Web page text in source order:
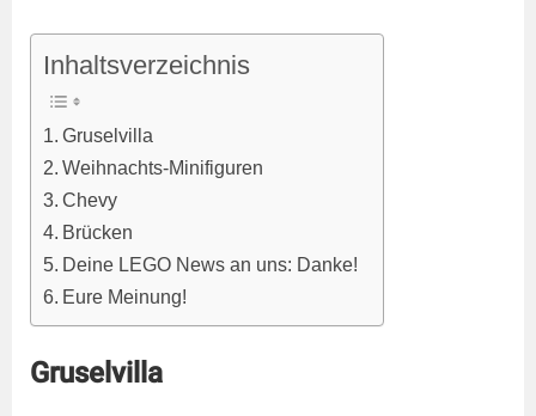
Inhaltsverzeichnis
Gruselvilla
Weihnachts-Minifiguren
Chevy
Brücken
Deine LEGO News an uns: Danke!
Eure Meinung!
Gruselvilla